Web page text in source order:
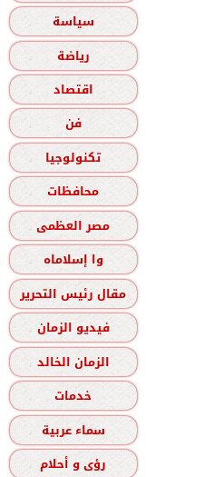
سياسة
رياضة
اقتصاد
فن
تكنولوجيا
محافظات
مصر العظمى
وا إسلاماه
مقال رئيس التحرير
فيديو الزمان
الزمان الخالد
خدمات
سماء عربية
رؤى و أحلام